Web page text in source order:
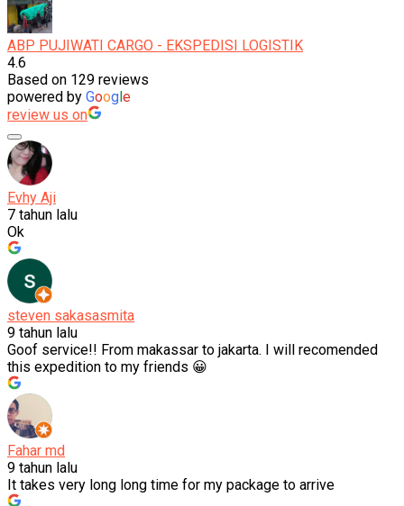
ABP PUJIWATI CARGO - EKSPEDISI LOGISTIK
4.6
Based on 129 reviews
powered by Google
review us on
Evhy Aji
7 tahun lalu
Ok
steven sakasasmita
9 tahun lalu
Goof service!! From makassar to jakarta. I will recomended
this expedition to my friends 😀
Fahar md
9 tahun lalu
It takes very long long time for my package to arrive